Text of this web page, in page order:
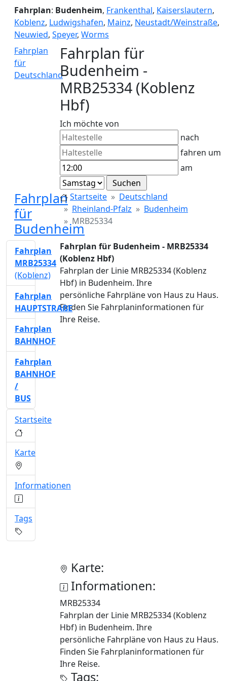
Fahrplan: Budenheim, Frankenthal, Kaiserslautern,
Koblenz, Ludwigshafen, Mainz, Neustadt/Weinstraße,
Neuwied, Speyer, Worms
Fahrplan
für
Deutschland
Fahrplan für
Budenheim -
MRB25334 (Koblenz
Hbf)
Ich möchte von
nach
fahren um
am
Fahrplan
für
Budenheim
Startseite
Deutschland
Rheinland-Pfalz
Budenheim
MRB25334
Fahrplan für Budenheim - MRB25334
(Koblenz Hbf)
Fahrplan der Linie MRB25334 (Koblenz
Hbf) in Budenheim. Ihre
persönliche Fahrpläne von Haus zu Haus.
Finden Sie Fahrplaninformationen für
Ihre Reise.
Karte:
Informationen:
MRB25334
Fahrplan der Linie MRB25334 (Koblenz
Hbf) in Budenheim. Ihre
persönliche Fahrpläne von Haus zu Haus.
Finden Sie Fahrplaninformationen für
Ihre Reise.
Tags:
Fahrplan
MRB25334
(Koblenz)
Fahrplan
HAUPTSTRAßE
Fahrplan
BAHNHOF
Fahrplan
BAHNHOF
/
BUS
Startseite
Karte
Informationen
Tags